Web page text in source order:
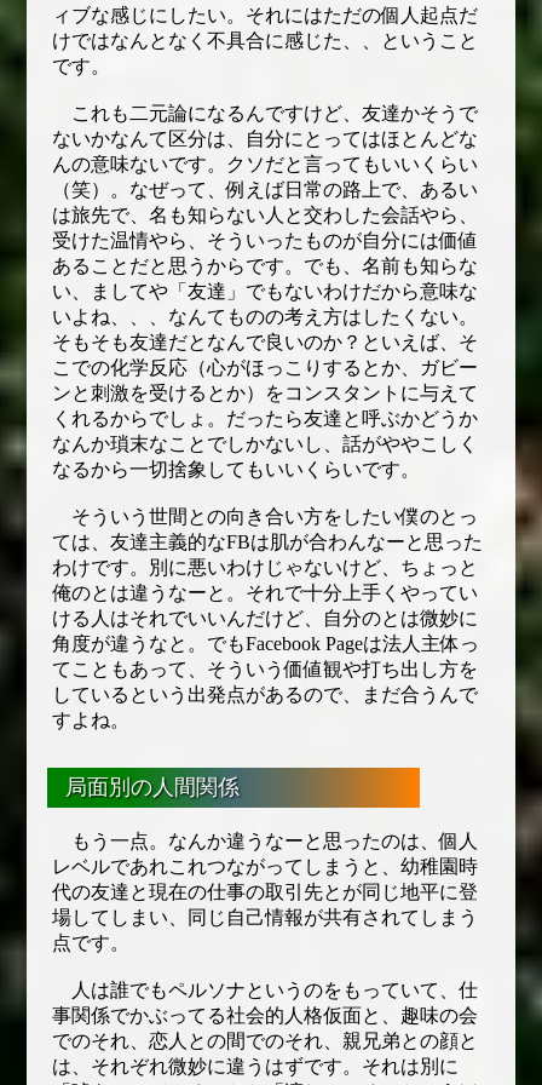
ィブな感じにしたい。それにはただの個人起点だ
けではなんとなく不具合に感じた、、ということ
です。
これも二元論になるんですけど、友達かそうで
ないかなんて区分は、自分にとってはほとんどな
んの意味ないです。クソだと言ってもいいくらい
（笑）。なぜって、例えば日常の路上で、あるい
は旅先で、名も知らない人と交わした会話やら、
受けた温情やら、そういったものが自分には価値
あることだと思うからです。でも、名前も知らな
い、ましてや「友達」でもないわけだから意味な
いよね、、、なんてものの考え方はしたくない。
そもそも友達だとなんで良いのか？といえば、そ
こでの化学反応（心がほっこりするとか、ガビー
ンと刺激を受けるとか）をコンスタントに与えて
くれるからでしょ。だったら友達と呼ぶかどうか
なんか瑣末なことでしかないし、話がややこしく
なるから一切捨象してもいいくらいです。
そういう世間との向き合い方をしたい僕のとっ
ては、友達主義的なFBは肌が合わんなーと思った
わけです。別に悪いわけじゃないけど、ちょっと
俺のとは違うなーと。それで十分上手くやってい
ける人はそれでいいんだけど、自分のとは微妙に
角度が違うなと。でもFacebook Pageは法人主体っ
てこともあって、そういう価値観や打ち出し方を
しているという出発点があるので、まだ合うんで
すよね。
局面別の人間関係
もう一点。なんか違うなーと思ったのは、個人
レベルであれこれつながってしまうと、幼稚園時
代の友達と現在の仕事の取引先とが同じ地平に登
場してしまい、同じ自己情報が共有されてしまう
点です。
人は誰でもペルソナというのをもっていて、仕
事関係でかぶってる社会的人格仮面と、趣味の会
でのそれ、恋人との間でのそれ、親兄弟との顔と
は、それぞれ微妙に違うはずです。それは別に